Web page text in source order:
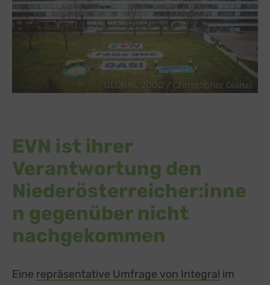
GLOBAL 2000 / Christopher Glanzl
EVN ist ihrer
Verantwortung den
Niederösterreicher:inne
n gegenüber nicht
nachgekommen
Eine repräsentative Umfrage von Integral im